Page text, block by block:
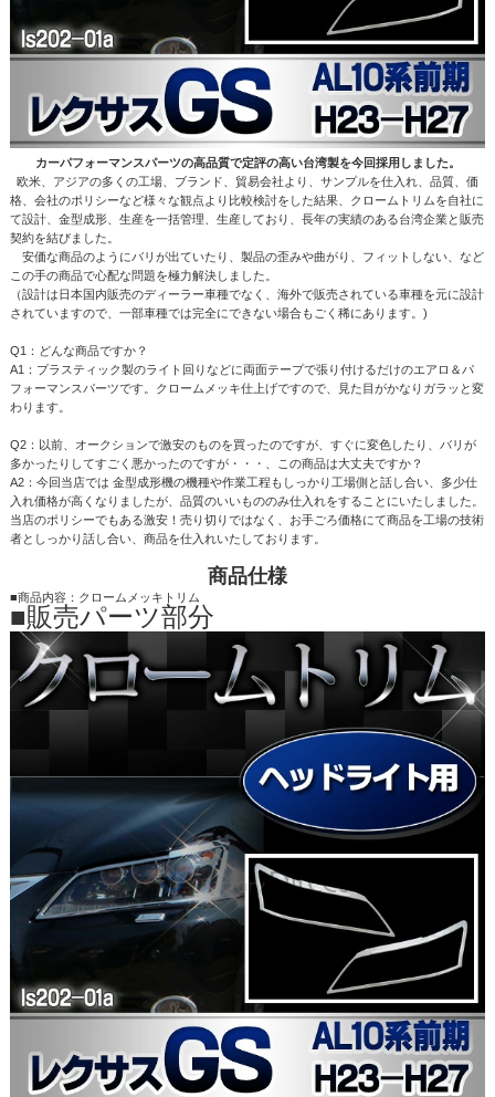
カーパフォーマンスパーツの高品質で定評の高い台湾製を今回採用しました。
欧米、アジアの多くの工場、ブランド、貿易会社より、サンプルを仕入れ、品質、価
格、会社のポリシーなど様々な観点より比較検討をした結果、クロームトリムを自社に
て設計、金型成形、生産を一括管理、生産しており、長年の実績のある台湾企業と販売
契約を結びました。
安価な商品のようにバリが出ていたり、製品の歪みや曲がり、フィットしない、など
この手の商品で心配な問題を極力解決しました。
（設計は日本国内販売のディーラー車種でなく、海外で販売されている車種を元に設計
されていますので、一部車種では完全にできない場合もごく稀にあります。)
Q1：どんな商品ですか？
A1：プラスティック製のライト回りなどに両面テープで張り付けるだけのエアロ＆パ
フォーマンスパーツです。クロームメッキ仕上げですので、見た目がかなりガラッと変
わります。
Q2：以前、オークションで激安のものを買ったのですが、すぐに変色したり、バリが
多かったりしてすごく悪かったのですが・・・、この商品は大丈夫ですか？
A2：今回当店では 金型成形機の機種や作業工程もしっかり工場側と話し合い、多少仕
入れ価格が高くなりましたが、品質のいいもののみ仕入れをすることにいたしました。
当店のポリシーでもある激安！売り切りではなく、お手ごろ価格にて商品を工場の技術
者としっかり話し合い、商品を仕入れいたしております。
商品仕様
■商品内容：クロームメッキトリム
■販売パーツ部分